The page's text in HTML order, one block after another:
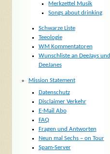
Merkzettel Musik
Songs about drinking
Schwarze Liste
Teeologie
WM Kommentatoren
Wunschliste an DeeJays und
DeeJanes
Mission Statement
Datenschutz
Disclaimer Verkehr
E-Mail Abo
FAQ
Fragen und Antworten
Neun mal Sechs – on Tour
Spam-Server